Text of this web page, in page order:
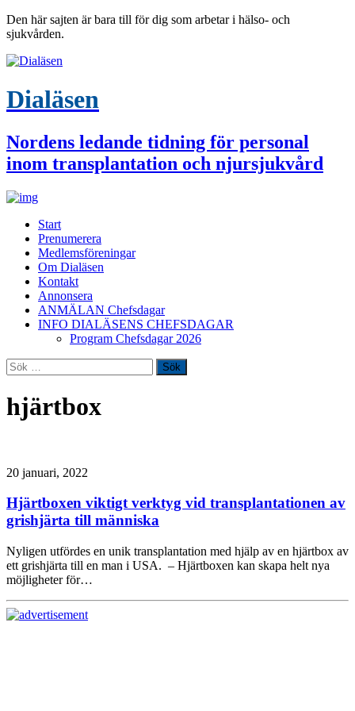
Den här sajten är bara till för dig som arbetar i hälso- och
sjukvården.
Dialäsen
Nordens ledande tidning för personal
inom transplantation och njursjukvård
Start
Prenumerera
Medlemsföreningar
Om Dialäsen
Kontakt
Annonsera
ANMÄLAN Chefsdagar
INFO DIALÄSENS CHEFSDAGAR
Program Chefsdagar 2026
Sök
efter:
hjärtbox
20 januari, 2022
Hjärtboxen viktigt verktyg vid transplantationen av
grishjärta till människa
Nyligen utfördes en unik transplantation med hjälp av en hjärtbox av
ett grishjärta till en man i USA. – Hjärtboxen kan skapa helt nya
möjligheter för…